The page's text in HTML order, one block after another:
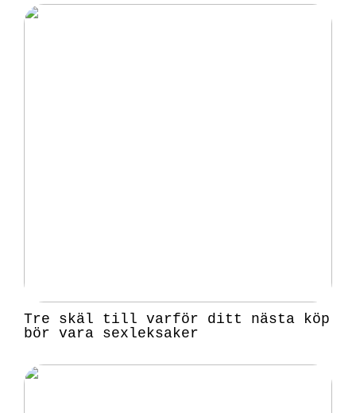
Tre skäl till varför ditt nästa köp
bör vara sexleksaker